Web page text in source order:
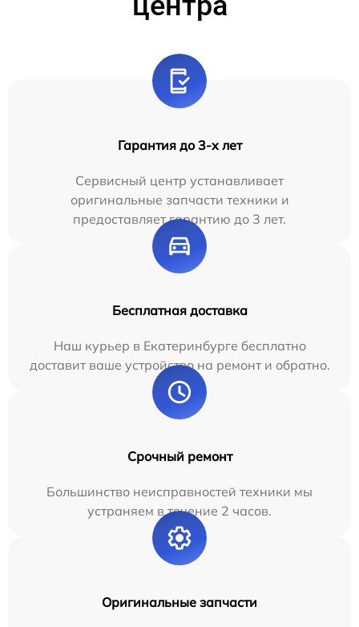
Гарантия до 3-х лет
Сервисный центр устанавливает
оригинальные запчасти техники и
предоставляет гарантию до 3 лет.
Бесплатная доставка
Наш курьер в Екатеринбурге бесплатно
доставит ваше устройство на ремонт и обратно.
Срочный ремонт
Большинство неисправностей техники мы
устраняем в течение 2 часов.
Оригинальные запчасти